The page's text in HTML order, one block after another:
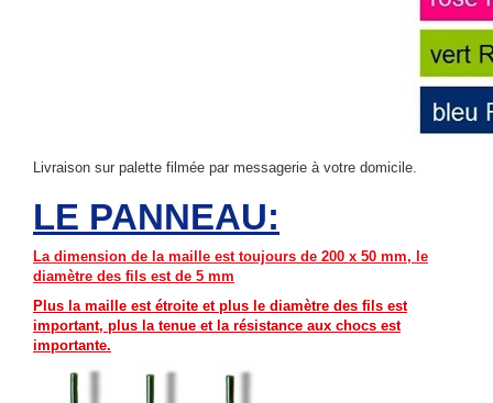
Livraison sur palette filmée par messagerie à votre domicile.
LE PANNEAU:
La dimension de la maille est toujours de 200 x 50 mm, le
diamètre des fils est de 5 mm
Plus la maille est étroite et plus le diamètre des fils est
important, plus la tenue et la résistance aux chocs est
importante.